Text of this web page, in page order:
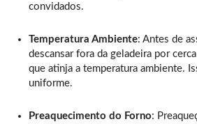
convidados.
Temperatura Ambiente: Antes de
descansar fora da geladeira por
que atinja a temperatura ambiente.
uniforme.
Preaquecimento do Forno: